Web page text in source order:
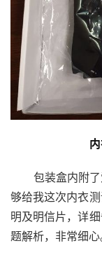
包装盒内附
够给我这次内衣
明及明信片，详
题解析，非常细心